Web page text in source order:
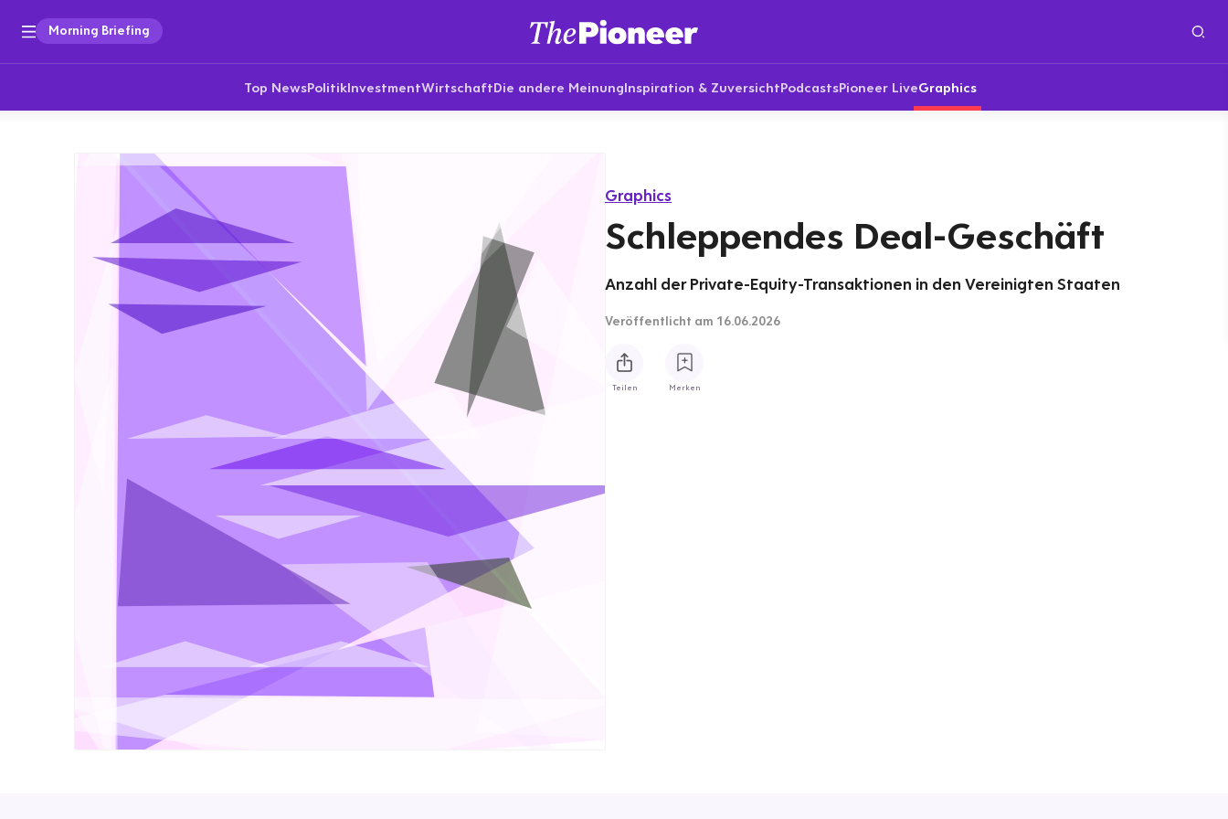
Morning Briefing
Top NewsPolitikInvestmentWirtschaftDie andere MeinungInspiration & ZuversichtPodcastsPioneer LiveGraphics
Graphics
Schleppendes Deal-Geschäft
Anzahl der Private-Equity-Transaktionen in den Vereinigten Staaten
Veröffentlicht am 16.06.2026
Teilen Merken